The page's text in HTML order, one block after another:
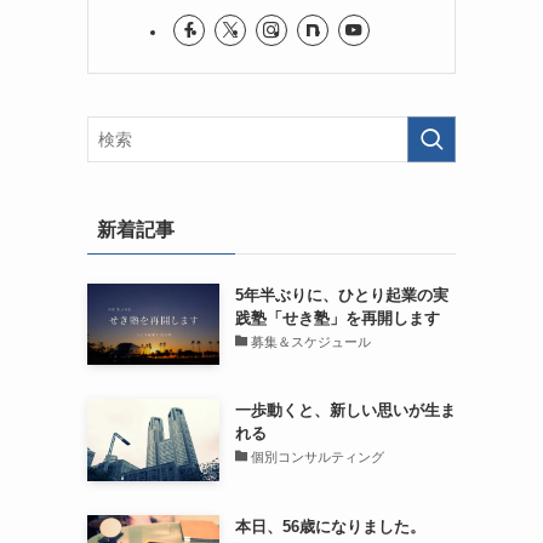
新着記事
5年半ぶりに、ひとり起業の実
践塾「せき塾」を再開します
募集＆スケジュール
一歩動くと、新しい思いが生ま
れる
個別コンサルティング
本日、56歳になりました。